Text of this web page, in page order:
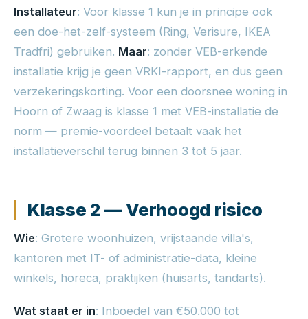
Installateur: Voor klasse 1 kun je in principe ook
een doe-het-zelf-systeem (Ring, Verisure, IKEA
Tradfri) gebruiken. Maar: zonder VEB-erkende
installatie krijg je geen VRKI-rapport, en dus geen
verzekeringskorting. Voor een doorsnee woning in
Hoorn of Zwaag is klasse 1 met VEB-installatie de
norm — premie-voordeel betaalt vaak het
installatieverschil terug binnen 3 tot 5 jaar.
Klasse 2 — Verhoogd risico
Wie: Grotere woonhuizen, vrijstaande villa's,
kantoren met IT- of administratie-data, kleine
winkels, horeca, praktijken (huisarts, tandarts).
Wat staat er in: Inboedel van €50.000 tot